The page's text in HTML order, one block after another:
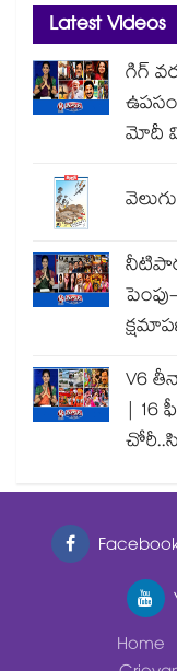
Latest Videos
గిగ్
మోదీ
V6
| 16
Home